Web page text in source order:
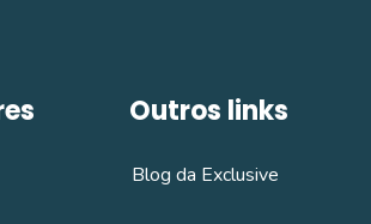
Outros links
Blog da Exclusive